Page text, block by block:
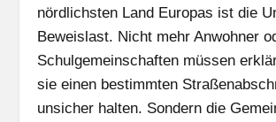
nördlichsten Land Europas ist die
Beweislast. Nicht mehr Anwohner
Schulgemeinschaften müssen
sie einen bestimmten
unsicher halten. Sondern die